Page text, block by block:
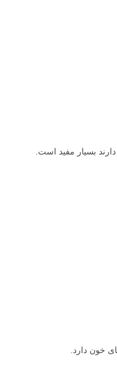
بسیار مفید است.
خون دارد.